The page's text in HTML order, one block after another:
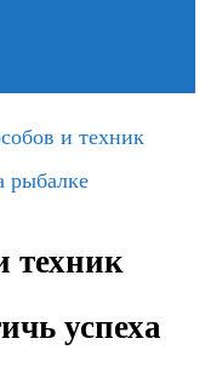
и техник
рыбалке
техник
успеха